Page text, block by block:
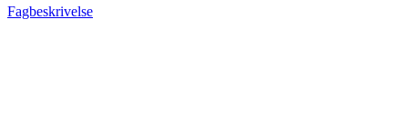
Fagbeskrivelse